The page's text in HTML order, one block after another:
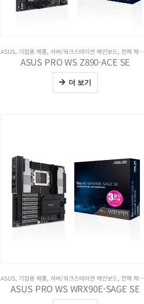
ASUS, 기업용 제품, 서버/워크스테이션 메인보드, 전체 제품보기
ASUS PRO WS Z890-ACE SE
더 보기
ASUS, 기업용 제품, 서버/워크스테이션 메인보드, 전체 제품보기
ASUS PRO WS WRX90E-SAGE SE